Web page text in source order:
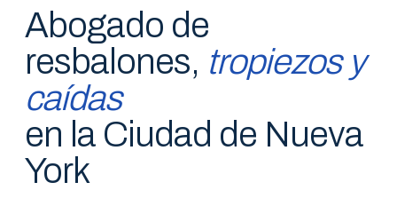
Abogado de
resbalones, tropiezos y
caídas
en la Ciudad de Nueva
York